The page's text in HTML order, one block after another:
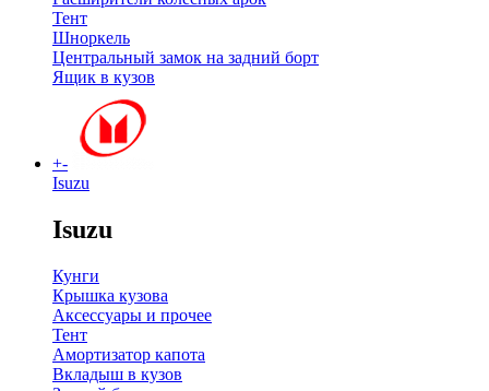
Тент
Шноркель
Центральный замок на задний борт
Ящик в кузов
+-
Isuzu
Isuzu
Кунги
Крышка кузова
Аксессуары и прочее
Тент
Амортизатор капота
Вкладыш в кузов